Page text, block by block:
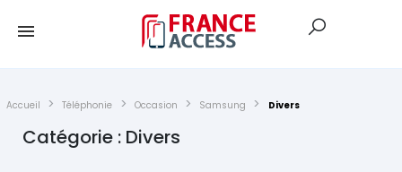
Accueil Téléphonie Occasion Samsung Divers
Catégorie : Divers